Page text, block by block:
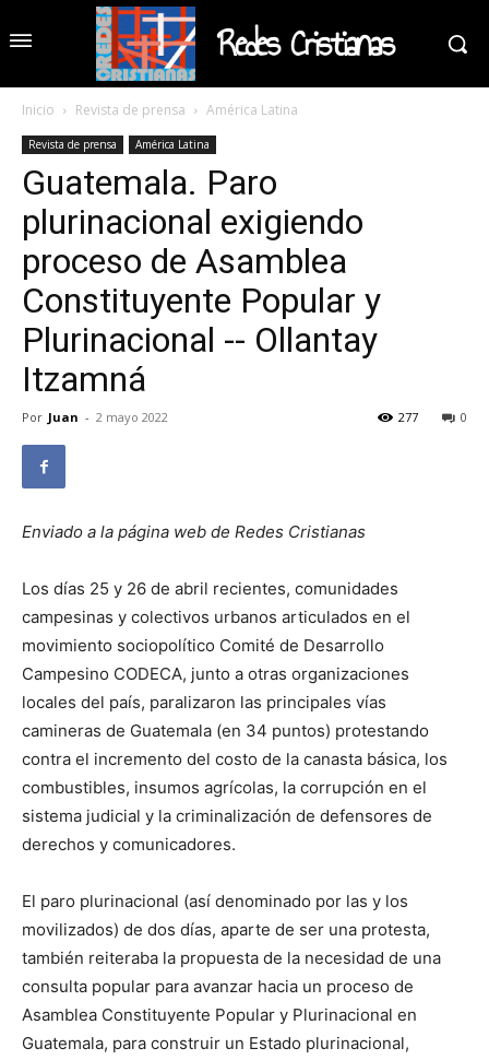
Redes Cristianas
Inicio Revista de prensa América Latina
Revista de prensa América Latina
Guatemala. Paro
plurinacional exigiendo
proceso de Asamblea
Constituyente Popular y
Plurinacional -- Ollantay
Itzamná
Por Juan - 2 mayo 2022 0
277
Enviado a la página web de Redes Cristianas
Los días 25 y 26 de abril recientes, comunidades
campesinas y colectivos urbanos articulados en el
movimiento sociopolítico Comité de Desarrollo
Campesino CODECA, junto a otras organizaciones
locales del país, paralizaron las principales vías
camineras de Guatemala (en 34 puntos) protestando
contra el incremento del costo de la canasta básica, los
combustibles, insumos agrícolas, la corrupción en el
sistema judicial y la criminalización de defensores de
derechos y comunicadores.
El paro plurinacional (así denominado por las y los
movilizados) de dos días, aparte de ser una protesta,
también reiteraba la propuesta de la necesidad de una
consulta popular para avanzar hacia un proceso de
Asamblea Constituyente Popular y Plurinacional en
Guatemala, para construir un Estado plurinacional,